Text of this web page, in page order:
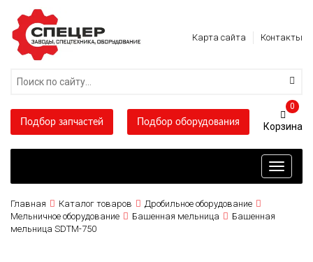
Карта сайта Контакты
Подбор запчастей Подбор оборудования
0
Toggle
Главная Каталог товаров
Дробильное оборудование
Мельничное оборудование
Башенная мельница
Башенная
мельница SDTM-750